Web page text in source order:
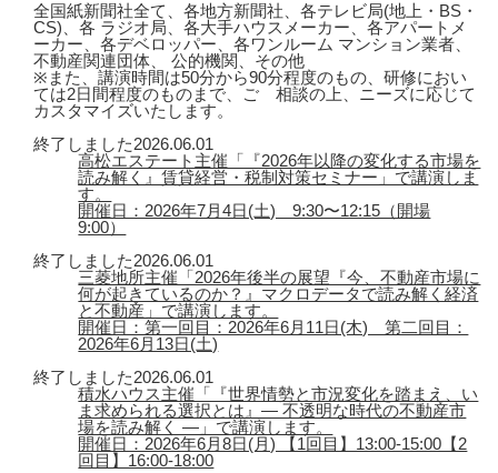
全国紙新聞社全て、各地方新聞社、各テレビ局(地上・BS・
CS)、各 ラジオ局、各大手ハウスメーカー、各アパートメ
ーカー、各デベロッパー、各ワンルーム マンション業者、
不動産関連団体、 公的機関、その他
※また、講演時間は50分から90分程度のもの、研修におい
ては2日間程度のものまで、ご゙相談の上、ニーズに応じて
カスタマイズいたします。
終了しました2026.06.01
高松エステート主催「『2026年以降の変化する市場を
読み解く』賃貸経営・税制対策セミナー」で講演しま
す。
開催日：2026年7月4日(土) 9:30〜12:15（開場
9:00）
終了しました2026.06.01
三菱地所主催「2026年後半の展望『今、不動産市場に
何が起きているのか？』マクロデータで読み解く経済
と不動産」で講演します。
開催日：第一回目：2026年6月11日(木) 第二回目：
2026年6月13日(土)
終了しました2026.06.01
積水ハウス主催「『世界情勢と市況変化を踏まえ、い
ま求められる選択とは』― 不透明な時代の不動産市
場を読み解く ―」で講演します。
開催日：2026年6月8日(月) 【1回目】13:00-15:00【2
回目】16:00-18:00